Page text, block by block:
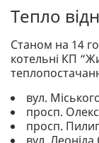
Тепло
Станом на 14
котельні КП
вул.
просп.
просп.